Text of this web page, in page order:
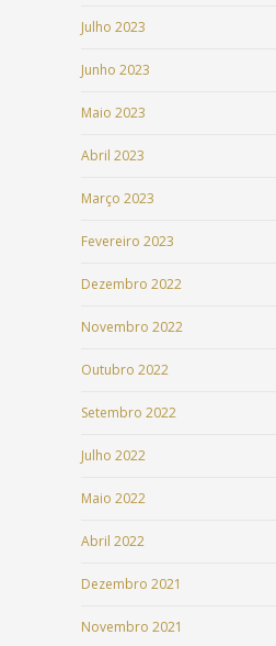
Julho 2023
Junho 2023
Maio 2023
Abril 2023
Março 2023
Fevereiro 2023
Dezembro 2022
Novembro 2022
Outubro 2022
Setembro 2022
Julho 2022
Maio 2022
Abril 2022
Dezembro 2021
Novembro 2021